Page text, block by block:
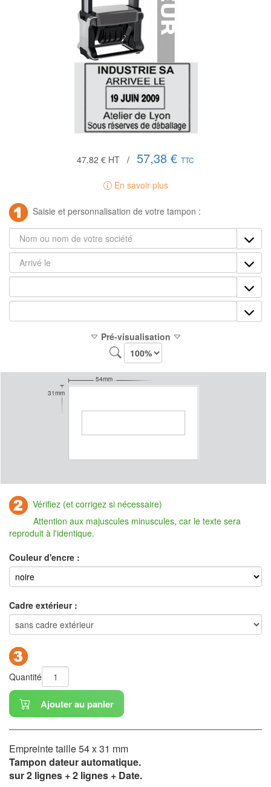
47.82 € HT / 57,38 € TTC
En savoir plus
Saisie et personnalisation de votre tampon :
Pré-visualisation
54mm
31mm
Vérifiez (et corrigez si nécessaire)
Attention aux majuscules minuscules, car le texte sera
reproduit à l'identique.
Couleur d'encre :
Cadre extérieur :
Quantité
Ajouter au panier
Empreinte taille 54 x 31 mm
Tampon dateur automatique.
sur 2 lignes + 2 lignes + Date.